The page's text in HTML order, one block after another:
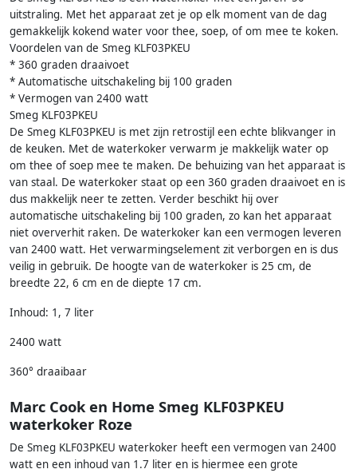
uitstraling. Met het apparaat zet je op elk moment van de dag
gemakkelijk kokend water voor thee, soep, of om mee te koken.
Voordelen van de Smeg KLF03PKEU
* 360 graden draaivoet
* Automatische uitschakeling bij 100 graden
* Vermogen van 2400 watt
Smeg KLF03PKEU
De Smeg KLF03PKEU is met zijn retrostijl een echte blikvanger in
de keuken. Met de waterkoker verwarm je makkelijk water op
om thee of soep mee te maken. De behuizing van het apparaat is
van staal. De waterkoker staat op een 360 graden draaivoet en is
dus makkelijk neer te zetten. Verder beschikt hij over
automatische uitschakeling bij 100 graden, zo kan het apparaat
niet oververhit raken. De waterkoker kan een vermogen leveren
van 2400 watt. Het verwarmingselement zit verborgen en is dus
veilig in gebruik. De hoogte van de waterkoker is 25 cm, de
breedte 22, 6 cm en de diepte 17 cm.
Inhoud: 1, 7 liter
2400 watt
360° draaibaar
Marc Cook en Home Smeg KLF03PKEU
waterkoker Roze
De Smeg KLF03PKEU waterkoker heeft een vermogen van 2400
watt en een inhoud van 1.7 liter en is hiermee een grote